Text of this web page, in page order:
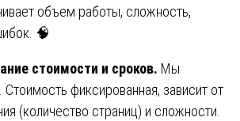
объем работы, сложность,
🧠
стоимости и сроков. Мы
фиксированная, зависит от
(количество страниц) и сложности.